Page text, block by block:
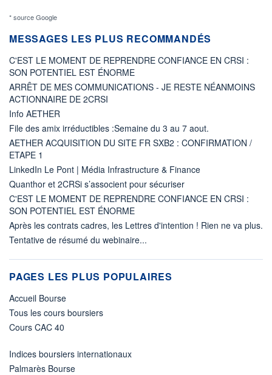
* source Google
MESSAGES LES PLUS RECOMMANDÉS
C'EST LE MOMENT DE REPRENDRE CONFIANCE EN CRSI :
SON POTENTIEL EST ÉNORME
ARRÊT DE MES COMMUNICATIONS - JE RESTE NÉANMOINS
ACTIONNAIRE DE 2CRSI
Info AETHER
File des amix irréductibles :Semaine du 3 au 7 aout.
AETHER ACQUISITION DU SITE FR SXB2 : CONFIRMATION /
ETAPE 1
LinkedIn Le Pont | Média Infrastructure & Finance
Quanthor et 2CRSi s’associent pour sécuriser
C'EST LE MOMENT DE REPRENDRE CONFIANCE EN CRSI :
SON POTENTIEL EST ÉNORME
Après les contrats cadres, les Lettres d'intention ! Rien ne va plus.
Tentative de résumé du webinaire...
PAGES LES PLUS POPULAIRES
Accueil Bourse
Tous les cours boursiers
Cours CAC 40
Indices boursiers internationaux
Palmarès Bourse